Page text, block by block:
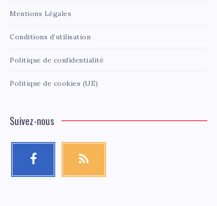
Mentions Légales
Conditions d’utilisation
Politique de confidentialité
Politique de cookies (UE)
Suivez-nous